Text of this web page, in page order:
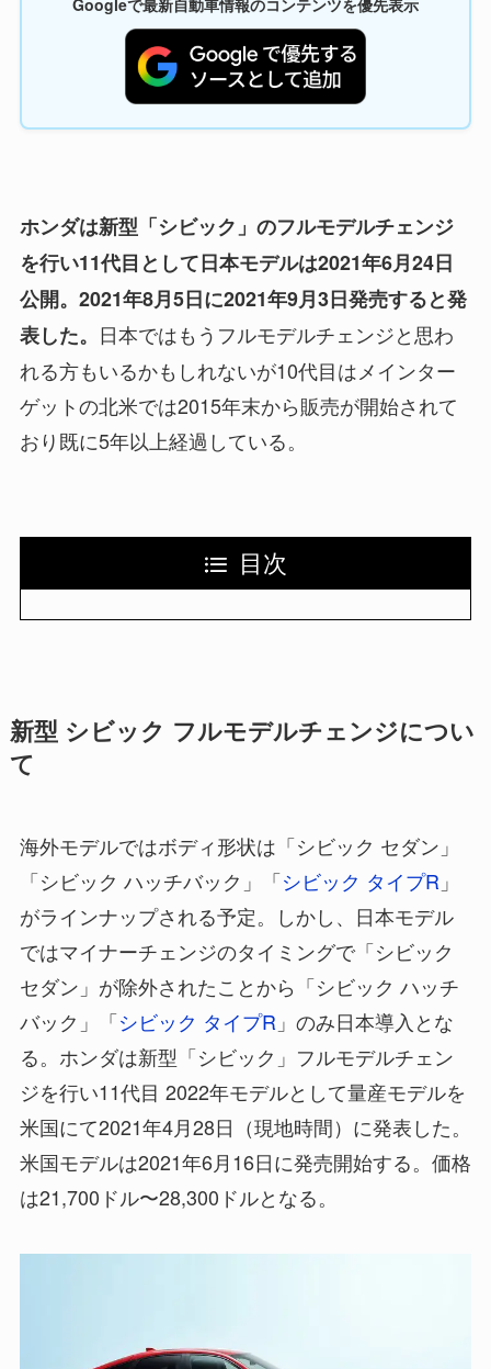
ホンダは新型「シビック」のフルモデルチェンジ
を行い11代目として日本モデルは2021年6月24日
公開。2021年8月5日に2021年9月3日発売すると発
表した。 日本ではもうフルモデルチェンジと思わ
れる方もいるかもしれないが10代目はメインター
ゲットの北米では2015年末から販売が開始されて
おり既に5年以上経過している。
目次
新型 シビック フルモデルチェンジについ
て
海外モデルではボディ形状は「シビック セダン」
「シビック ハッチバック」「シビック タイプR 」
がラインナップされる予定。しかし、日本モデル
ではマイナーチェンジのタイミングで「シビック
セダン」が除外されたことから「シビック ハッチ
バック」「シビック タイプR 」のみ日本導入とな
る。ホンダは新型「シビック」フルモデルチェン
ジを行い11代目 2022年モデルとして量産モデルを
米国にて2021年4月28日（現地時間）に発表した。
米国モデルは2021年6月16日に発売開始する。価格
は21,700ドル〜28,300ドルとなる。